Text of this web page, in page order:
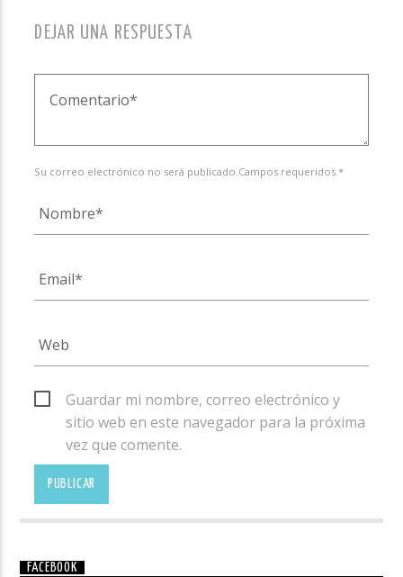
DEJAR UNA RESPUESTA
Su correo electrónico no será publicado.Campos requeridos *
Guardar mi nombre, correo electrónico y
sitio web en este navegador para la próxima
vez que comente.
FACEBOOK